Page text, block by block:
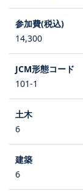
14,300
101-1
6
6